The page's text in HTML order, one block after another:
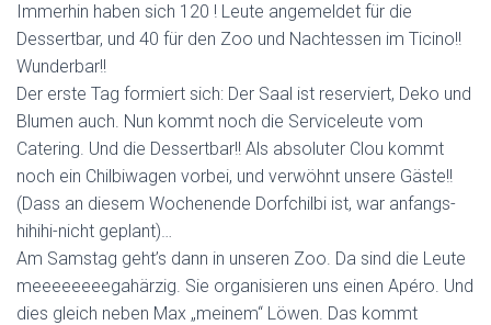
Immerhin haben sich 120 ! Leute angemeldet für die
Dessertbar, und 40 für den Zoo und Nachtessen im Ticino!!
Wunderbar!!
Der erste Tag formiert sich: Der Saal ist reserviert, Deko und
Blumen auch. Nun kommt noch die Serviceleute vom
Catering. Und die Dessertbar!! Als absoluter Clou kommt
noch ein Chilbiwagen vorbei, und verwöhnt unsere Gäste!!
(Dass an diesem Wochenende Dorfchilbi ist, war anfangs-
hihihi-nicht geplant)…
Am Samstag geht’s dann in unseren Zoo. Da sind die Leute
meeeeeeeegahärzig. Sie organisieren uns einen Apéro. Und
dies gleich neben Max „meinem“ Löwen. Das kommt